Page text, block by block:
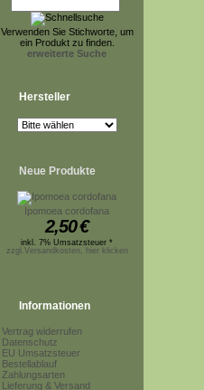
Verwenden Sie Stichworte, um
ein Produkt zu finden.
erweiterte Suche
Hersteller
Neue Produkte
Ipomoea cordofana
2,50€
inkl. 7% Umsatzsteuer *
zzgl.Versandkosten, hier klicken
Informationen
Vertrag widerrufen
Datenschutz
EU Umsatzsteuer
Bestellablauf
Zahlungsarten
Lieferung & Versand